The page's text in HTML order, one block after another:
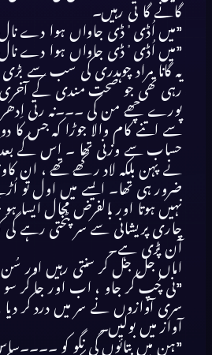
گانے گا تی رہیں۔
”میں اُڈی ُڈی جاواں ہوا دے
”میں اُڈی ُڈی جاواں ہوا دے
یہ گانا مراد چوہدری کی سب سے بڑی
رہی تھی جو صحت مندی کے آخری
پورے چھے من کی ۔۔۔نہ رتی اِدھر
سے اتنے کام والا جوڑا کہ جس کا
حساب سے وزنی تھا ۔ اس کے
نے پہن بلکہ لاد رکھے تھے ، ان
ضرور ہی تھا۔ ایسے میں اول تو
نہیں ہوتا اور بالفرض محال ایسا
چاری پریشانی سے سر پٹختی رہے گی
آن پڑی ہے۔
اماں جل جل کر سنتی رہیں اور
”نی چُپ کر جاو ، اب اور جا کر سو
سری آوازوں نے سر میں درد کر
آواز میں بولیں۔
”ہن میں بتائوں گی نگو کو